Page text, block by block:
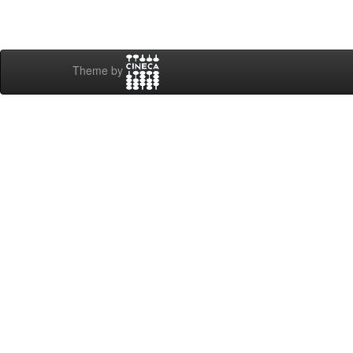
Theme by